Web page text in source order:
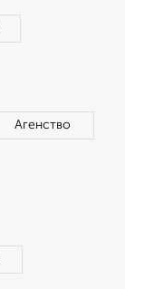
Агенство